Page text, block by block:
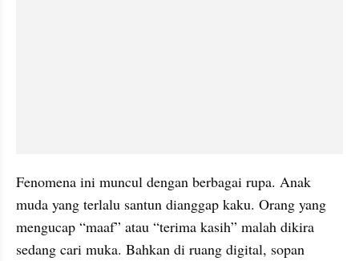
Fenomena ini muncul dengan berbagai rupa. Anak
muda yang terlalu santun dianggap kaku. Orang yang
mengucap “maaf” atau “terima kasih” malah dikira
sedang cari muka. Bahkan di ruang digital, sopan